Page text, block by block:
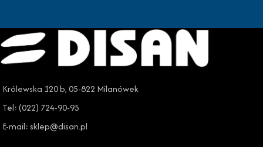
Królewska 120 b, 05-822 Milanówek
Tel: (022) 724-90-95
E-mail: sklep@disan.pl